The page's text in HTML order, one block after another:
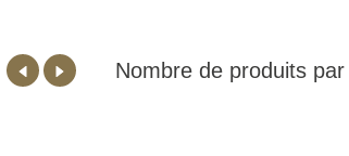
Nombre de produits